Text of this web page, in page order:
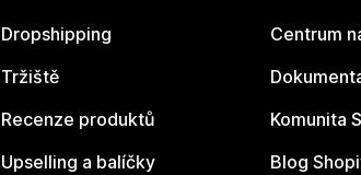
Dropshipping
Tržiště
Recenze produktů
Upselling a balíčky
Centrum
Komunita
Blog